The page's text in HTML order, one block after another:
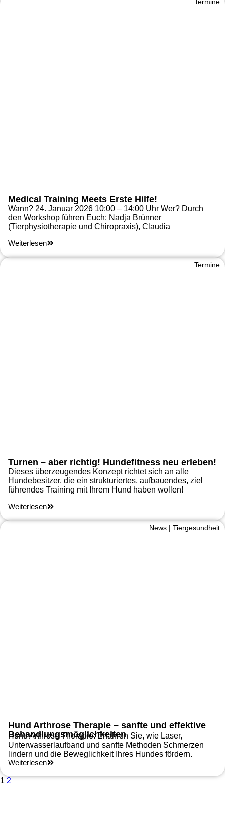
Medical Training Meets Erste Hilfe!
Wann? 24. Januar 2026 10:00 – 14:00 Uhr Wer? Durch
den Workshop führen Euch: Nadja Brünner
(Tierphysiotherapie und Chiropraxis), Claudia
Weiterlesen
Termine
Turnen – aber richtig! Hundefitness neu erleben!
Dieses überzeugendes Konzept richtet sich an alle
Hundebesitzer, die ein strukturiertes, aufbauendes, ziel
führendes Training mit Ihrem Hund haben wollen!
Weiterlesen
News | Tiergesundheit
Hund Arthrose Therapie – sanfte und effektive
Behandlungsmöglichkeiten
Hund Arthrose Therapie: Erfahren Sie, wie Laser,
Unterwasserlaufband und sanfte Methoden Schmerzen
lindern und die Beweglichkeit Ihres Hundes fördern.
Weiterlesen
1 2